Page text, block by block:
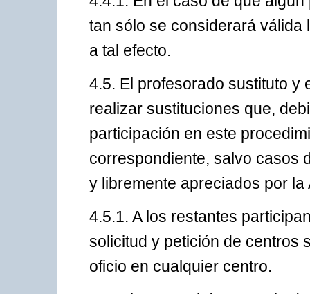
tan sólo se considerará válida
a tal efecto.
4.5. El profesorado sustituto y
realizar sustituciones que,
participación en este
correspondiente, salvo casos
y libremente apreciados por la
4.5.1. A los restantes
solicitud y petición de centros
oficio en cualquier centro.